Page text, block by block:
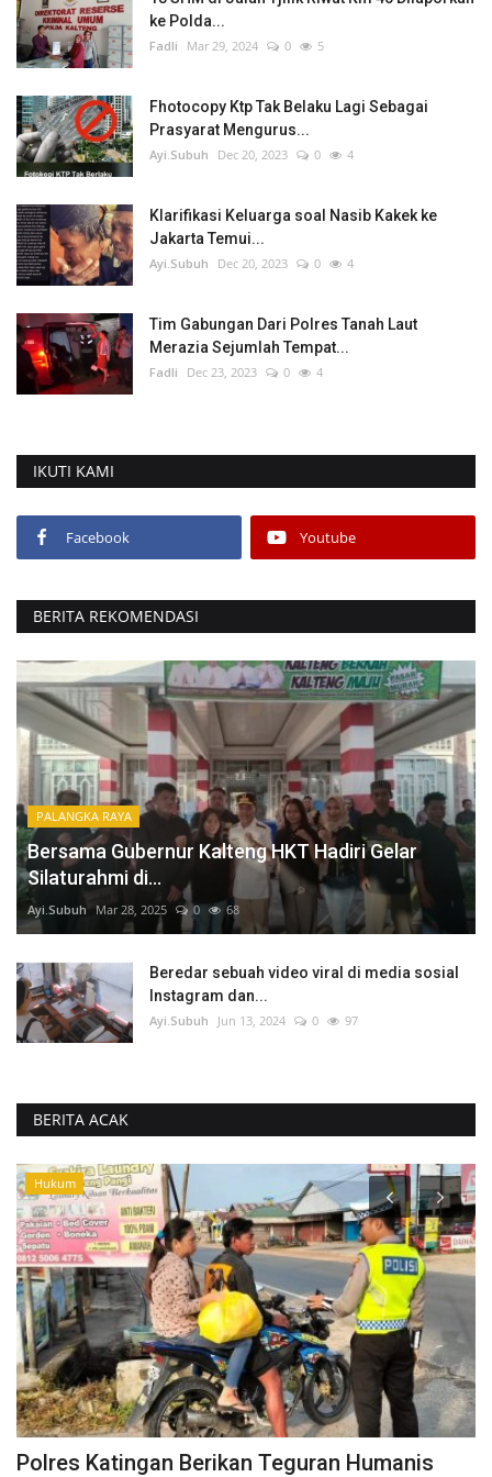
ke Polda...
Fadli Mar 29, 2024 0 5
Fhotocopy Ktp Tak Belaku Lagi Sebagai
Prasyarat Mengurus...
Ayi.Subuh Dec 20, 2023 0 4
Klarifikasi Keluarga soal Nasib Kakek ke
Jakarta Temui...
Ayi.Subuh Dec 20, 2023 0 4
Tim Gabungan Dari Polres Tanah Laut
Merazia Sejumlah Tempat...
Fadli Dec 23, 2023 0 4
IKUTI KAMI
Facebook Youtube
BERITA REKOMENDASI
PALANGKA RAYA
Bersama Gubernur Kalteng HKT Hadiri Gelar
Silaturahmi di...
Ayi.Subuh Mar 28, 2025 0 68
Beredar sebuah video viral di media sosial
Instagram dan...
Ayi.Subuh Jun 13, 2024 0 97
BERITA ACAK
Hukum
Polres Katingan Berikan Teguran Humanis